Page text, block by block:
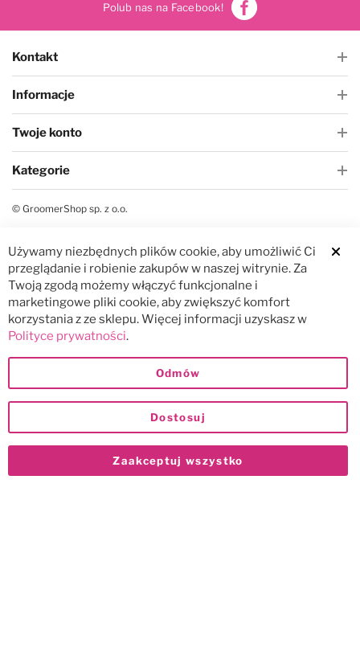
Polub nas na Facebook!
Kontakt
Informacje
Twoje konto
Kategorie
© GroomerShop sp. z o.o.
Używamy niezbędnych plików cookie, aby umożliwić Ci
przeglądanie i robienie zakupów w naszej witrynie. Za
Twoją zgodą możemy włączyć funkcjonalne i
marketingowe pliki cookie, aby zwiększyć komfort
korzystania z ze sklepu. Więcej informacji uzyskasz w
Polityce prywatności.
Zaakceptuj wszystko
Dostosuj
Odmów